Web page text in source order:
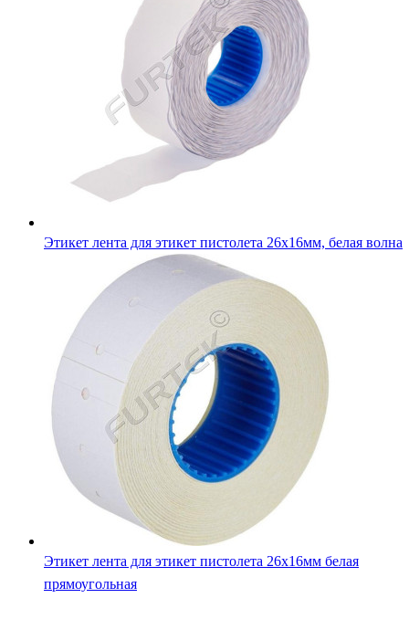
Этикет лента для этикет пистолета 26х16мм, белая волна
Этикет лента для этикет пистолета 26х16мм белая
прямоугольная